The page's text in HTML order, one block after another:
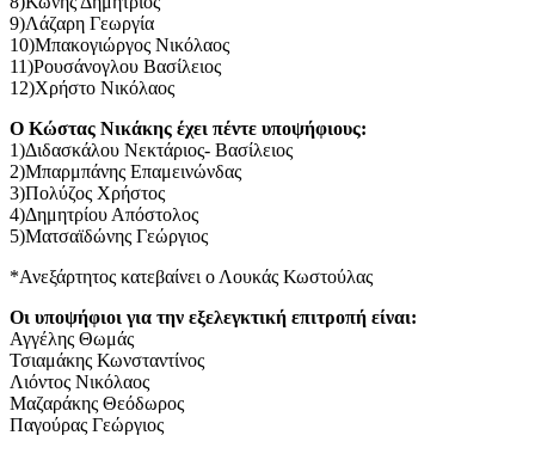
9)Λάζαρη Γεωργία
10)Μπακογιώργος Νικόλαος
11)Ρουσάνογλου Βασίλειος
12)Χρήστο Νικόλαος
Ο Κώστας Νικάκης έχει πέντε υποψήφιους:
1)Διδασκάλου Νεκτάριος- Βασίλειος
2)Μπαρμπάνης Επαμεινώνδας
3)Πολύζος Χρήστος
4)Δημητρίου Απόστολος
5)Ματσαϊδώνης Γεώργιος
*Ανεξάρτητος κατεβαίνει ο Λουκάς Κωστούλας
Οι υποψήφιοι για την εξελεγκτική επιτροπή είναι:
Αγγέλης Θωμάς
Τσιαμάκης Κωνσταντίνος
Λιόντος Νικόλαος
Μαζαράκης Θεόδωρος
Παγούρας Γεώργιος